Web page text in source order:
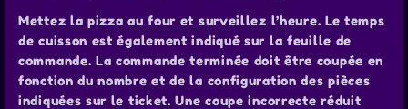
Mettez la pizza au four et surveillez l’heure. Le temps
de cuisson est également indiqué sur la feuille de
commande. La commande terminée doit être coupée en
fonction du nombre et de la configuration des pièces
indiquées sur le ticket. Une coupe incorrecte réduit